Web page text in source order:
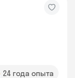
24 года опыта